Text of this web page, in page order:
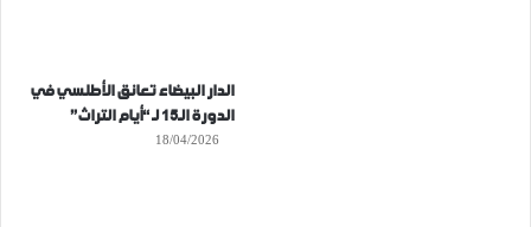
الدار البيضاء تعانق الأطلسي في
الدورة الـ15 لـ “أيام التراث”
18/04/2026